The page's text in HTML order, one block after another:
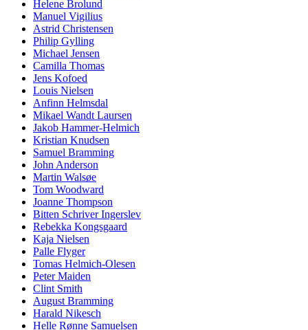
Helene Brolund
Manuel Vigilius
Astrid Christensen
Philip Gylling
Michael Jensen
Camilla Thomas
Jens Kofoed
Louis Nielsen
Anfinn Helmsdal
Mikael Wandt Laursen
Jakob Hammer-Helmich
Kristian Knudsen
Samuel Bramming
John Anderson
Martin Walsøe
Tom Woodward
Joanne Thompson
Bitten Schriver Ingerslev
Rebekka Kongsgaard
Kaja Nielsen
Palle Flyger
Tomas Helmich-Olesen
Peter Maiden
Clint Smith
August Bramming
Harald Nikesch
Helle Rønne Samuelsen